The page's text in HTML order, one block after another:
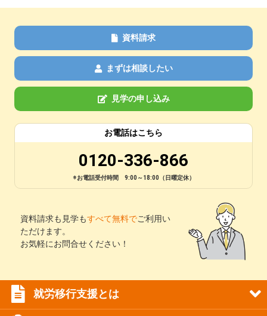
資料請求
まずは相談したい
見学の申し込み
お電話はこちら
0120-336-866
※お電話受付時間 9:00～18:00（日曜定休）
資料請求も見学もすべて無料でご利用い
ただけます。
お気軽にお問合せください！
就労移行支援とは